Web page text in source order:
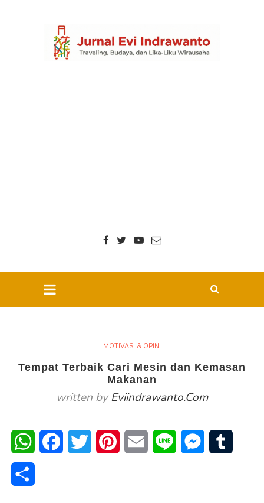
MOTIVASI & OPINI
Tempat Terbaik Cari Mesin dan Kemasan
Makanan
written byEviindrawanto.com
WhatsAppFacebookTwitter PinterestEmail Line Messenger